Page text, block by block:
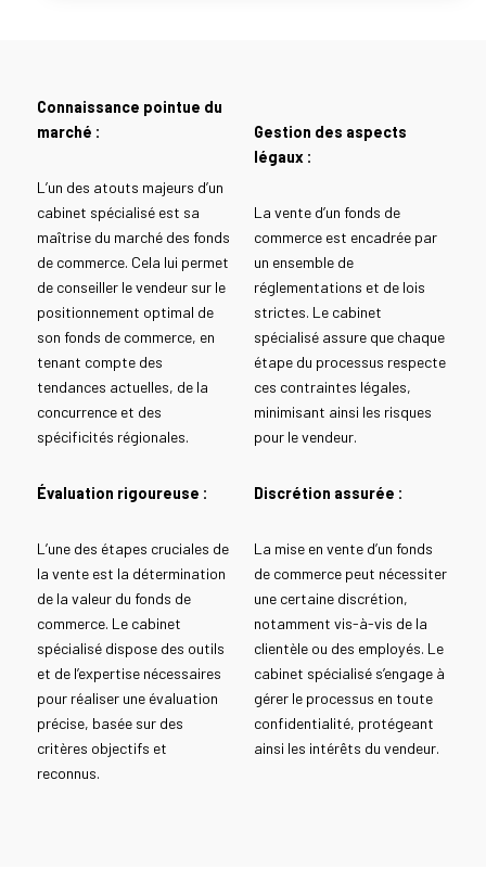
Connaissance pointue du
marché :
L’un des atouts majeurs d’un
cabinet spécialisé est sa
maîtrise du marché des fonds
de commerce. Cela lui permet
de conseiller le vendeur sur le
positionnement optimal de
son fonds de commerce, en
tenant compte des
tendances actuelles, de la
concurrence et des
spécificités régionales.
Évaluation rigoureuse :
L’une des étapes cruciales de
la vente est la détermination
de la valeur du fonds de
commerce. Le cabinet
spécialisé dispose des outils
et de l’expertise nécessaires
pour réaliser une évaluation
précise, basée sur des
critères objectifs et
reconnus.
Gestion des aspects
légaux :
La vente d’un fonds de
commerce est encadrée par
un ensemble de
réglementations et de lois
strictes. Le cabinet
spécialisé assure que chaque
étape du processus respecte
ces contraintes légales,
minimisant ainsi les risques
pour le vendeur.
Discrétion assurée :
La mise en vente d’un fonds
de commerce peut nécessiter
une certaine discrétion,
notamment vis-à-vis de la
clientèle ou des employés. Le
cabinet spécialisé s’engage à
gérer le processus en toute
confidentialité, protégeant
ainsi les intérêts du vendeur.